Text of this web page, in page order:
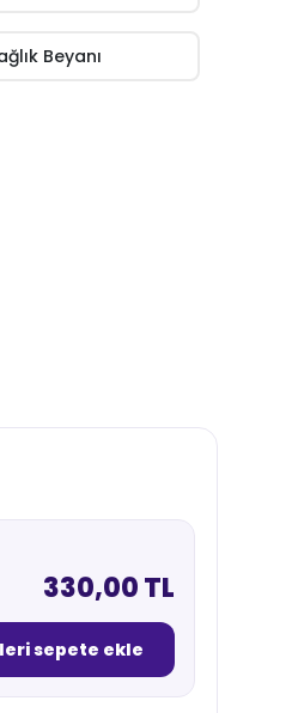
Beyanı
330,00 TL
sepete ekle